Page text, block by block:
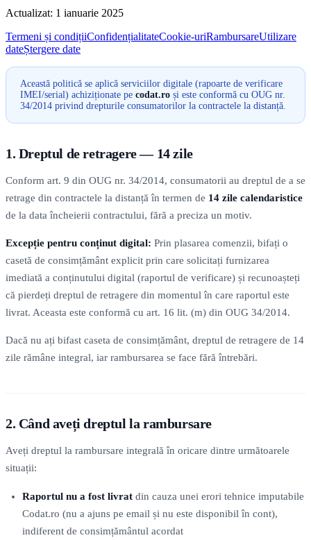
Actualizat: 1 ianuarie 2025
Termeni și condițiiConfidențialitateCookie-uriRambursareUtilizare
dateȘtergere date
Această politică se aplică serviciilor digitale (rapoarte de verificare
IMEI/serial) achiziționate pe codat.ro și este conformă cu OUG nr.
34/2014 privind drepturile consumatorilor la contractele la distanță.
1. Dreptul de retragere — 14 zile
Conform art. 9 din OUG nr. 34/2014, consumatorii au dreptul de a se
retrage din contractele la distanță în termen de 14 zile calendaristice
de la data încheierii contractului, fără a preciza un motiv.
Excepție pentru conținut digital: Prin plasarea comenzii, bifați o
casetă de consimțământ explicit prin care solicitați furnizarea
imediată a conținutului digital (raportul de verificare) și recunoașteți
că pierdeți dreptul de retragere din momentul în care raportul este
livrat. Aceasta este conformă cu art. 16 lit. (m) din OUG 34/2014.
Dacă nu ați bifast caseta de consimțământ, dreptul de retragere de 14
zile rămâne integral, iar rambursarea se face fără întrebări.
2. Când aveți dreptul la rambursare
Aveți dreptul la rambursare integrală în oricare dintre următoarele
situații:
Raportul nu a fost livrat din cauza unei erori tehnice imputabile
Codat.ro (nu a ajuns pe email și nu este disponibil în cont),
indiferent de consimțământul acordat